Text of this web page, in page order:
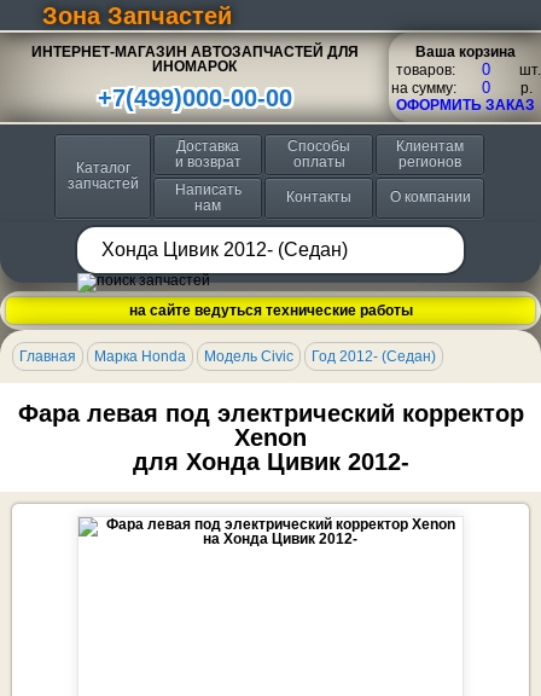
Зона Запчастей
ИНТЕРНЕТ-МАГАЗИН АВТОЗАПЧАСТЕЙ ДЛЯ
ИНОМАРОК
+7(499)000-00-00
Ваша корзина
товаров:
шт.
на сумму:
p.
ОФОРМИТЬ ЗАКАЗ
Каталог
запчастей
Доставка
и возврат
Способы
оплаты
Клиентам
регионов
Написать
нам
Контакты О компании
на сайте ведуться технические работы
Главная Марка Honda Модель Civic Год 2012- (Седан)
Фара левая под электрический корректор
Xenon
для Хонда Цивик 2012-